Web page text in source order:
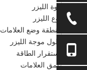
قوة الليزر
نوع الليزر
منطقة وضع العلامات
طول موجة الليزر
استقرار الطاقة
عمق العلامات